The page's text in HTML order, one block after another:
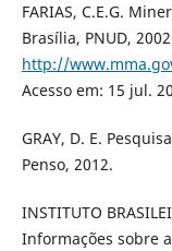
FARIAS, C.E.G.
Brasília, PNUD,
http://
Acesso em: 15 jul.
GRAY, D. E.
Penso, 2012.
INSTITUTO
Informações sobre